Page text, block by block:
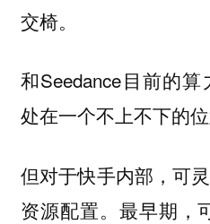
交椅。
和Seedance目前的
处在一个不上不下的位
但对于快手内部，可
资源配置。最早期，